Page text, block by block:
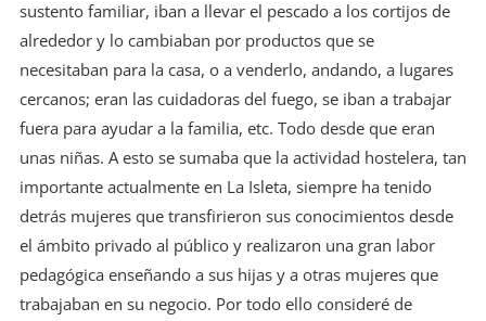
sustento familiar, iban a llevar el pescado a los cortijos de
alrededor y lo cambiaban por productos que se
necesitaban para la casa, o a venderlo, andando, a lugares
cercanos; eran las cuidadoras del fuego, se iban a trabajar
fuera para ayudar a la familia, etc. Todo desde que eran
unas niñas. A esto se sumaba que la actividad hostelera, tan
importante actualmente en La Isleta, siempre ha tenido
detrás mujeres que transfirieron sus conocimientos desde
el ámbito privado al público y realizaron una gran labor
pedagógica enseñando a sus hijas y a otras mujeres que
trabajaban en su negocio. Por todo ello consideré de